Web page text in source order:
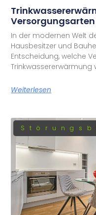
In der modernen Welt
Hausbesitzer und
Entscheidung, welche
Trinkwassererwärmung
Weiterlesen